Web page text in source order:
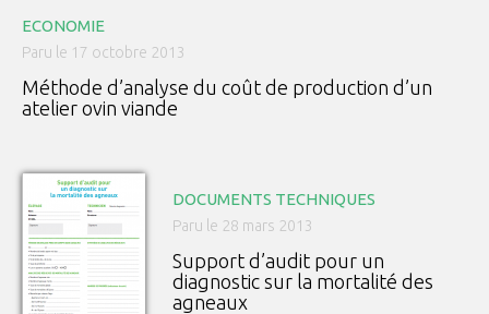
ECONOMIE
Paru le 17 octobre 2013
Méthode d’analyse du coût de production d’un
atelier ovin viande
DOCUMENTS TECHNIQUES
Paru le 28 mars 2013
Support d’audit pour un
diagnostic sur la mortalité des
agneaux